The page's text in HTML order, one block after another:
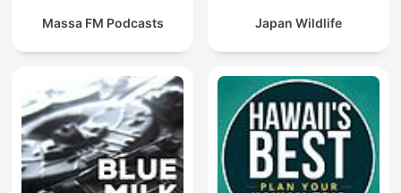
Massa FM Podcasts Japan Wildlife